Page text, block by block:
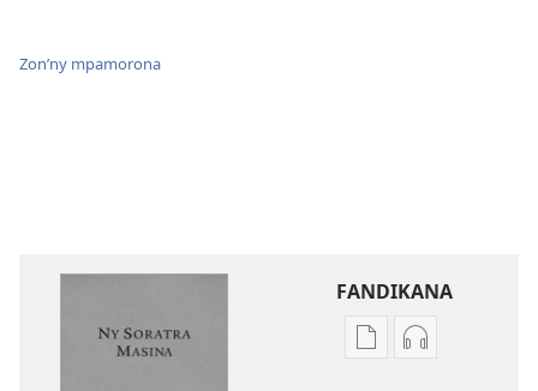
Zon’ny mpamorona
FANDIKANA
FandikanaFandikana